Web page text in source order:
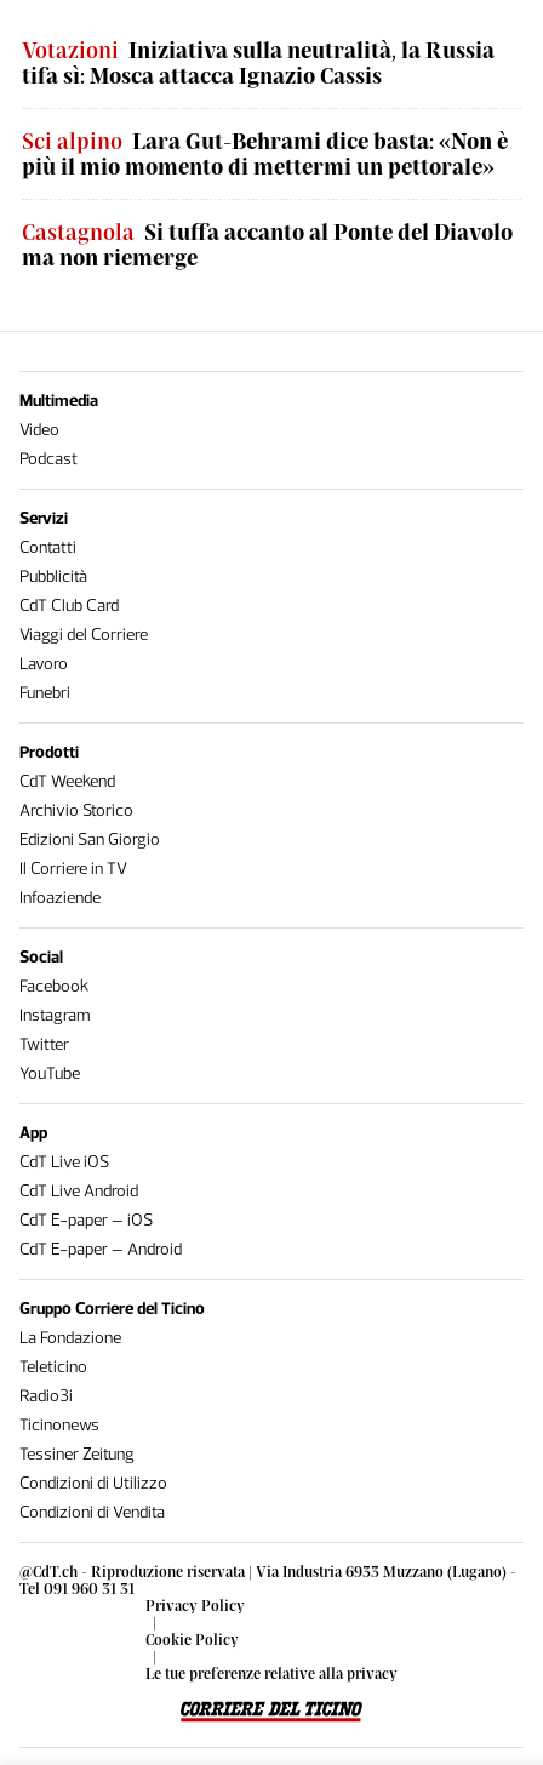
Votazioni Iniziativa sulla neutralità, la Russia
tifa sì: Mosca attacca Ignazio Cassis
Sci alpino Lara Gut-Behrami dice basta: «Non è
più il mio momento di mettermi un pettorale»
Castagnola Si tuffa accanto al Ponte del Diavolo
ma non riemerge
@CdT.ch - Riproduzione riservata | Via Industria 6933 Muzzano (Lugano) -
Tel 091 960 31 31
Privacy Policy
|
Cookie Policy
|
Le tue preferenze relative alla privacy
Multimedia
Video
Podcast
Servizi
Contatti
Pubblicità
CdT Club Card
Viaggi del Corriere
Lavoro
Funebri
Prodotti
CdT Weekend
Archivio Storico
Edizioni San Giorgio
Il Corriere in TV
Infoaziende
Social
Facebook
Instagram
Twitter
YouTube
App
CdT Live iOS
CdT Live Android
CdT E-paper – iOS
CdT E-paper – Android
Gruppo Corriere del Ticino
La Fondazione
Teleticino
Radio3i
Ticinonews
Tessiner Zeitung
Condizioni di Utilizzo
Condizioni di Vendita